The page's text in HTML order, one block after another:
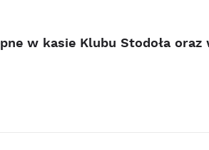
w kasie Klubu Stodoła oraz